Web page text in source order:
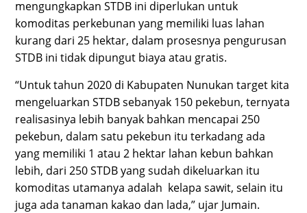
mengungkapkan STDB ini diperlukan untuk
komoditas perkebunan yang memiliki luas lahan
kurang dari 25 hektar, dalam prosesnya pengurusan
STDB ini tidak dipungut biaya atau gratis.
“Untuk tahun 2020 di Kabupaten Nunukan target kita
mengeluarkan STDB sebanyak 150 pekebun, ternyata
realisasinya lebih banyak bahkan mencapai 250
pekebun, dalam satu pekebun itu terkadang ada
yang memiliki 1 atau 2 hektar lahan kebun bahkan
lebih, dari 250 STDB yang sudah dikeluarkan itu
komoditas utamanya adalah kelapa sawit, selain itu
juga ada tanaman kakao dan lada,” ujar Jumain.